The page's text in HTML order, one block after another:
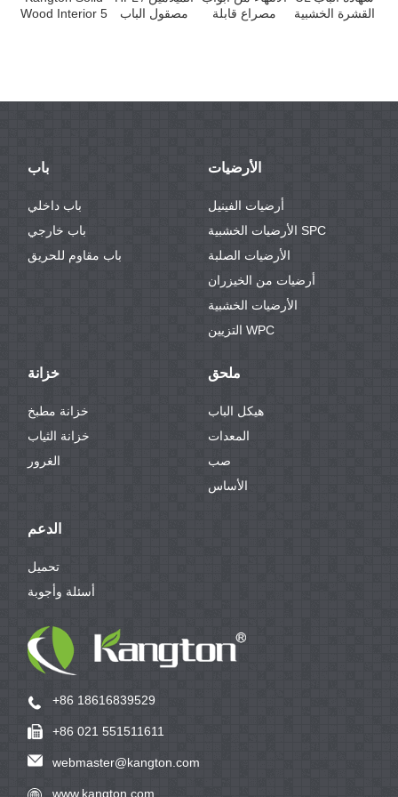
Wood Interior 5
مصقول الباب
مصراع قابلة
القشرة الخشبية
باب
باب داخلي
باب خارجي
باب مقاوم للحريق
الأرضيات
أرضيات الفينيل
الأرضيات الخشبية SPC
الأرضيات الصلبة
أرضيات من الخيزران
الأرضيات الخشبية
التزيين WPC
خزانة
خزانة مطبخ
خزانة الثياب
الغرور
ملحق
هيكل الباب
المعدات
صب
الأساس
الدعم
تحميل
أسئلة وأجوبة
+86 18616839529
+86 021 551511611
webmaster@kangton.com
www.kangton.com